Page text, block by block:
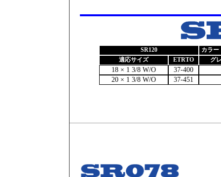
SR120
カラー
適応サイズ
ETRTO グ
18 × 1 3/8 W/O
37-400
20 × 1 3/8 W/O
37-451